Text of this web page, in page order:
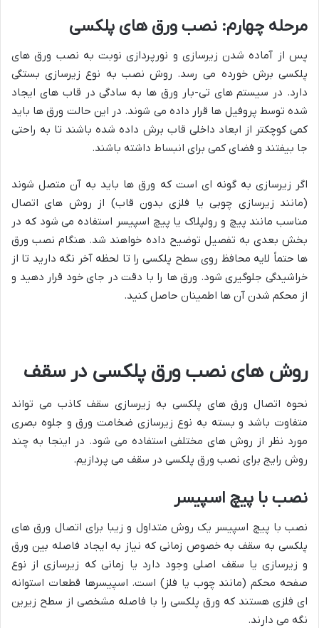
مرحله چهارم: نصب ورق های پلکسی
پس از آماده شدن زیرسازی و نورپردازی نوبت به نصب ورق های
پلکسی برش خورده می رسد. روش نصب به نوع زیرسازی بستگی
دارد. در سیستم های تی-بار ورق ها به سادگی در قاب های ایجاد
شده توسط پروفیل ها قرار داده می شوند. در این حالت ورق ها باید
کمی کوچکتر از ابعاد داخلی قاب برش داده شده باشند تا به راحتی
جا بیفتند و فضای کمی برای انبساط داشته باشند.
اگر زیرسازی به گونه ای است که ورق ها باید به آن متصل شوند
(مانند زیرسازی چوبی یا فلزی بدون قاب) از روش های اتصال
مناسب مانند پیچ و رولپلاک یا پیچ اسپیسر استفاده می شود که در
بخش بعدی به تفصیل توضیح داده خواهند شد. هنگام نصب ورق
ها حتماً لایه محافظ روی سطح پلکسی را تا لحظه آخر نگه دارید تا از
خراشیدگی جلوگیری شود. ورق ها را با دقت در جای خود قرار دهید و
از محکم شدن آن ها اطمینان حاصل کنید.
روش های نصب ورق پلکسی در سقف
نحوه اتصال ورق های پلکسی به زیرسازی سقف کاذب می تواند
متفاوت باشد و بسته به نوع زیرسازی ضخامت ورق و جلوه بصری
مورد نظر از روش های مختلفی استفاده می شود. در اینجا به چند
روش رایج برای نصب ورق پلکسی در سقف می پردازیم.
نصب با پیچ اسپیسر
نصب با پیچ اسپیسر یک روش متداول و زیبا برای اتصال ورق های
پلکسی به سقف به خصوص زمانی که نیاز به ایجاد فاصله بین ورق
و زیرسازی یا سقف اصلی وجود دارد یا زمانی که زیرسازی از نوع
صفحه محکم (مانند چوب یا فلز) است. اسپیسرها قطعات استوانه
ای فلزی هستند که ورق پلکسی را با فاصله مشخصی از سطح زیرین
نگه می دارند.